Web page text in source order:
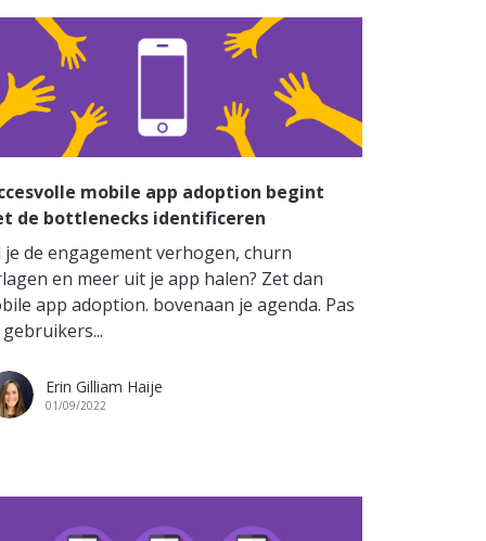
mobile app adoption begint
de bottlenecks identificeren
je de engagement verhogen, churn
en meer uit je app halen? Zet dan
app adoption. bovenaan je agenda. Pas
Erin Gilliam Haije
01/09/2022